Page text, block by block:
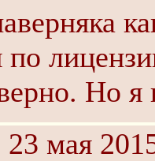
по
Но
мая